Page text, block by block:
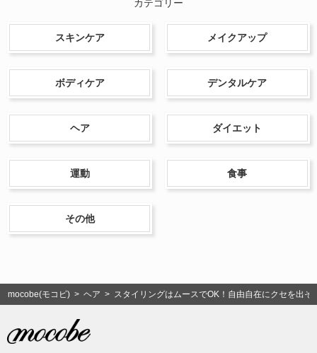
カテゴリー
スキンケア メイクアップ
ボディケア デンタルケア
ヘア ダイエット
運動 食事
その他
mocobe(モコビ) >ヘア > スタイリングはムースでOK！自由自在にクセを出そ